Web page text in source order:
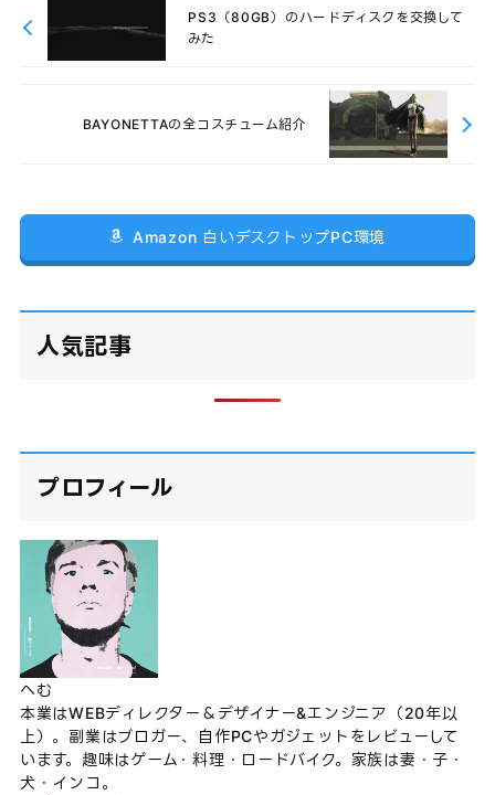
PS3（80GB）のハードディスクを交換して
みた
BAYONETTAの全コスチューム紹介
Amazon 白いデスクトップPC環境
人気記事
プロフィール
へむ
本業はWEBディレクター＆デザイナー&エンジニア（20年以
上）。副業はブロガー、自作PCやガジェットをレビューして
います。趣味はゲーム・料理・ロードバイク。家族は妻・子・
犬・インコ。